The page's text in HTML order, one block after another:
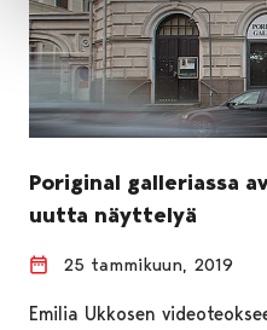
Poriginal galleriassa
uutta näyttelyä
25 tammikuun, 2019
Emilia Ukkosen